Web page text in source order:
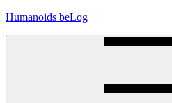
Skip
Humanoids beLog